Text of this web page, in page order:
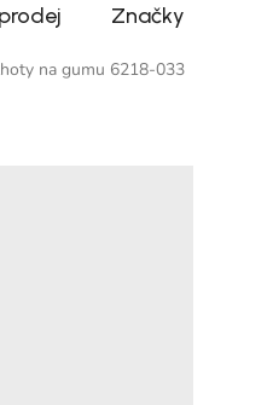
Značky
na gumu 6218-033